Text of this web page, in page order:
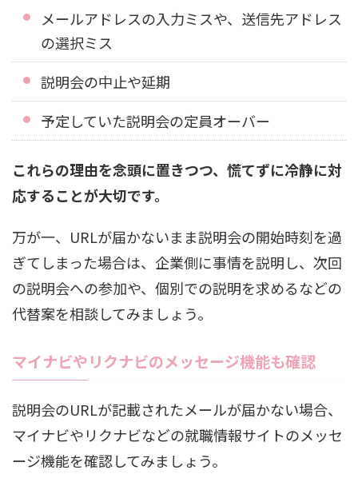
メールアドレスの入力ミスや、送信先アドレス
の選択ミス
説明会の中止や延期
予定していた説明会の定員オーバー
これらの理由を念頭に置きつつ、慌てずに冷静に対
応することが大切です。
万が一、URLが届かないまま説明会の開始時刻を過
ぎてしまった場合は、企業側に事情を説明し、次回
の説明会への参加や、個別での説明を求めるなどの
代替案を相談してみましょう。
マイナビやリクナビのメッセージ機能も確認
説明会のURLが記載されたメールが届かない場合、
マイナビやリクナビなどの就職情報サイトのメッセ
ージ機能を確認してみましょう。